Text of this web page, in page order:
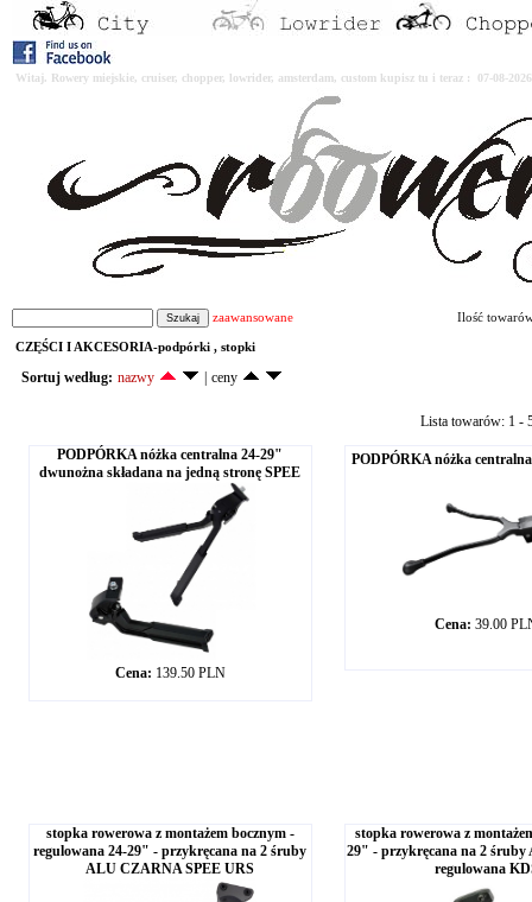
Witaj. Rowery miejskie, cruiser, chopper, lowrider, amsterdam, custom kupisz tu i teraz : 07-08-
zaawansowane Ilość
CZĘŚCI I AKCESORIA-podpórki , stopki
Sortuj według: nazwy ceny
Lista towarów: 1 -
PODPÓRKA nóżka centralna 24-29"
dwunożna składana na jedną stronę SPEE
Cena: 139.50 PLN
PODPÓRKA nóżka
Cena: 39.00
stopka rowerowa z montażem bocznym -
regulowana 24-29" - przykręcana na 2 śruby
ALU CZARNA SPEE URS
stopka rowerowa z
29" - przykręcana na 2
regulowana